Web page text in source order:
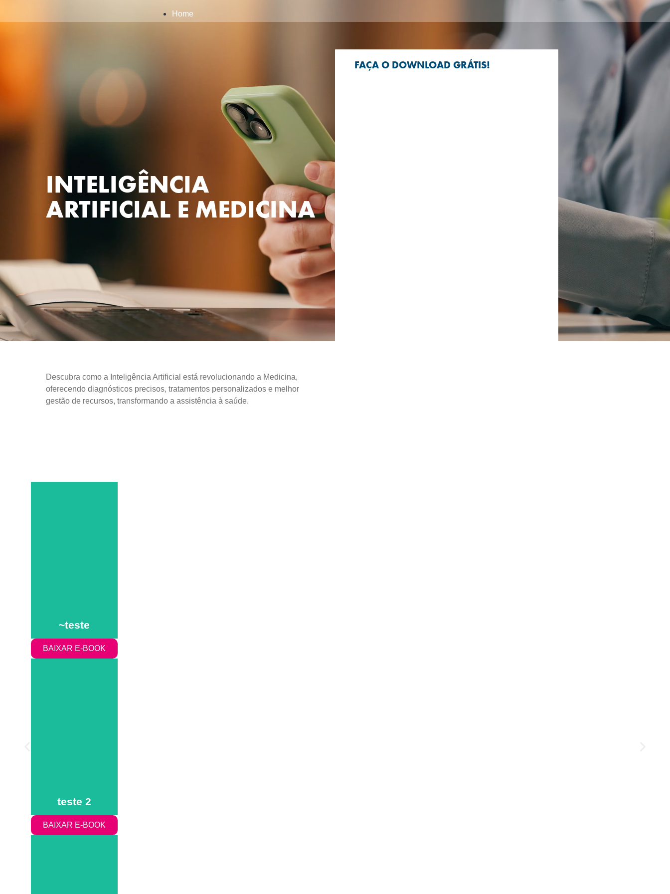
Home
INTELIGÊNCIA
ARTIFICIAL E MEDICINA
FAÇA O DOWNLOAD GRÁTIS!
Descubra como a Inteligência Artificial está revolucionando a Medicina,
oferecendo diagnósticos precisos, tratamentos personalizados e melhor
gestão de recursos, transformando a assistência à saúde.
~teste
BAIXAR E-BOOK
teste 2
BAIXAR E-BOOK